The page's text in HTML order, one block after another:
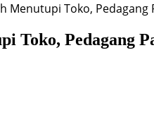
Menutupi Toko, Pedagang
Toko, Pedagang